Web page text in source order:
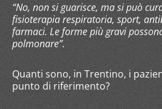
“No, non si guarisce, ma si può
fisioterapia respiratoria, sport,
farmaci. Le forme più gravi
polmonare”.
Quanti sono, in Trentino, i
punto di riferimento?